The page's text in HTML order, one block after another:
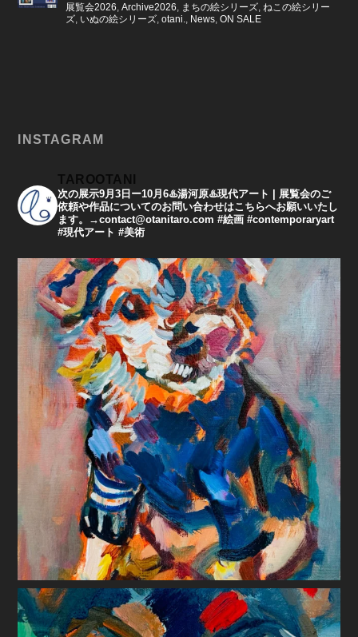
展覧会2026 ,Archive2026 まちの絵シリーズ ,ねこの絵シリー
ズ いぬの絵シリーズ ,otani. News ,ON SALE
INSTAGRAM
TAROOTANI
次の展示9月3日ー10月6♨️湯河原♨️現代アート | 展覧会のご
依頼や作品についてのお問い合わせはこちらへお願いいたし
ます。→contact@otanitaro.com #絵画 #contemporaryart
#現代アート #美術